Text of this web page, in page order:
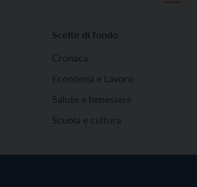
Scelte di fondo
Cronaca
Economia e Lavoro
Salute e benessere
Scuola e cultura